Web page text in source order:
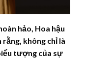
hảo, Hoa hậu
không chỉ là
tượng của sự